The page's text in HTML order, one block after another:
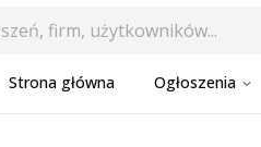
Strona główna Ogłoszenia